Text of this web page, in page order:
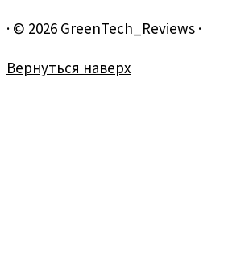
· © 2026 GreenTech_Reviews ·
Вернуться наверх